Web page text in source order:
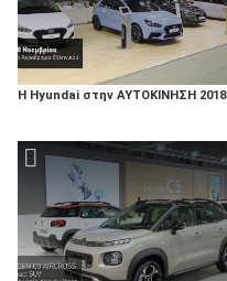
Η Hyundai στην ΑΥΤΟΚΙΝΗΣΗ 2018